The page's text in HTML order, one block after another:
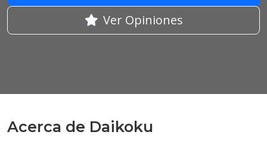
Ver Opiniones
Acerca de Daikoku